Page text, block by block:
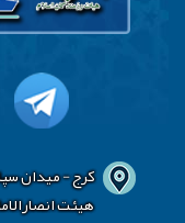
کرج - میدان
هیئت